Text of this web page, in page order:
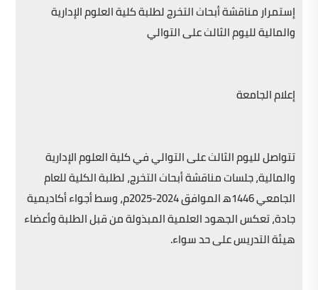
إستمرار مناقشة أبحاث التخرج لطلبة كلية العلوم الإدارية
والمالية لليوم الثالث على التوالي
إعلام الجامعة
تتواصل لليوم الثالث على التوالي في كلية العلوم الإدارية
والمالية، جلسات مناقشة أبحاث التخرج، لطلبة الكلية للعام
الجامعي 1446ه‍ الموافق 2024-2025م، وسط أجواء أكاديمية
جادة، تعكس الجهود العلمية المبذولة من قبل الطلبة وأعضاء
هيئة التدريس على حد سواء.